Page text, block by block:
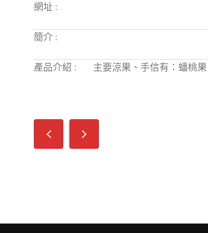
網址 :
簡介 :
產品介紹 : 主要涼果、手信有：蟠桃